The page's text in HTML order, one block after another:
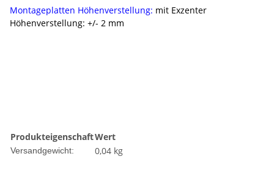
Montageplatten Höhenverstellung: mit Exzenter
Höhenverstellung: +/- 2 mm
ProdukteigenschaftWert
Versandgewicht: 0,04 kg